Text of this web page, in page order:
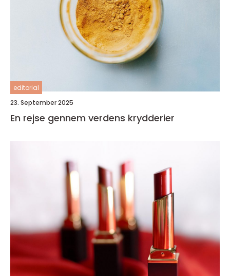
editorial
23. September 2025
En rejse gennem verdens krydderier